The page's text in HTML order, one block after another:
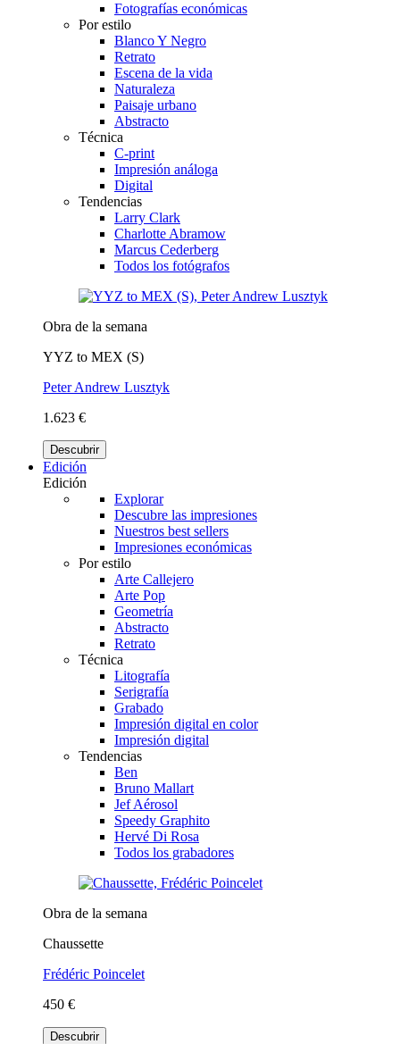
Fotografías económicas
Por estilo
Blanco Y Negro
Retrato
Escena de la vida
Naturaleza
Paisaje urbano
Abstracto
Técnica
C-print
Impresión análoga
Digital
Tendencias
Larry Clark
Charlotte Abramow
Marcus Cederberg
Todos los fotógrafos
Obra de la semana
YYZ to MEX (S)
Peter Andrew Lusztyk
1.623 €
Descubrir
Edición
Edición
Explorar
Descubre las impresiones
Nuestros best sellers
Impresiones económicas
Por estilo
Arte Callejero
Arte Pop
Geometría
Abstracto
Retrato
Técnica
Litografía
Serigrafía
Grabado
Impresión digital en color
Impresión digital
Tendencias
Ben
Bruno Mallart
Jef Aérosol
Speedy Graphito
Hervé Di Rosa
Todos los grabadores
Obra de la semana
Chaussette
Frédéric Poincelet
450 €
Descubrir